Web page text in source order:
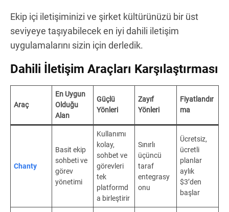
Ekip içi iletişiminizi ve şirket kültürünüzü bir üst
seviyeye taşıyabilecek en iyi dahili iletişim
uygulamalarını sizin için derledik.
Dahili İletişim Araçları Karşılaştırması
Araç
En Uygun
Olduğu
Alan
Güçlü
Yönleri
Zayıf
Yönleri
Fiyatlandır
ma
Chanty
Basit ekip
sohbeti ve
görev
yönetimi
Kullanımı
kolay,
sohbet ve
görevleri
tek
platformd
a birleştirir
Sınırlı
üçüncü
taraf
entegrasy
onu
Ücretsiz,
ücretli
planlar
aylık
$3’den
başlar